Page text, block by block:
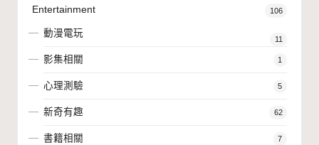
Entertainment 106
動漫電玩
11
影集相關 1
心理測驗 5
新奇有趣 62
書籍相關 7